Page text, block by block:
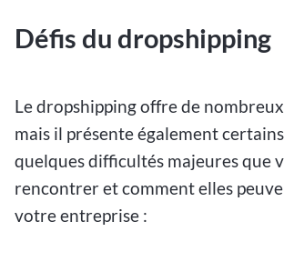
Défis du dropshipping
Le dropshipping offre de nombreux
mais il présente également
quelques difficultés majeures que
rencontrer et comment elles
votre entreprise :